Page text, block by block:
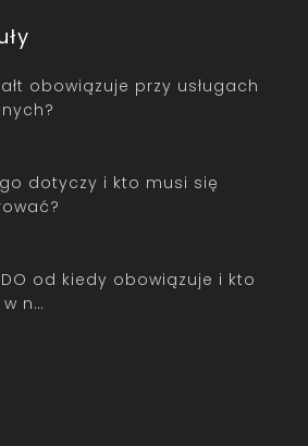
obowiązuje przy usługach
dotyczy i kto musi się
od kiedy obowiązuje i kto
n…